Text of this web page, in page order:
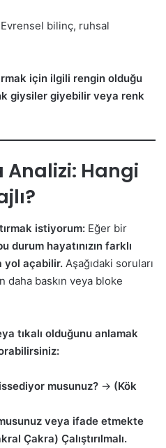
Evrensel bilinç, ruhsal
için ilgili rengin olduğu
giysiler giyebilir veya renk
Analizi: Hangi
istiyorum: Eğer bir
durum hayatınızın farklı
yol açabilir. Aşağıdaki soruları
daha baskın veya bloke
tıkalı olduğunu anlamak
musunuz? → (Kök
musunuz veya ifade etmekte
Çakra) Çalıştırılmalı.